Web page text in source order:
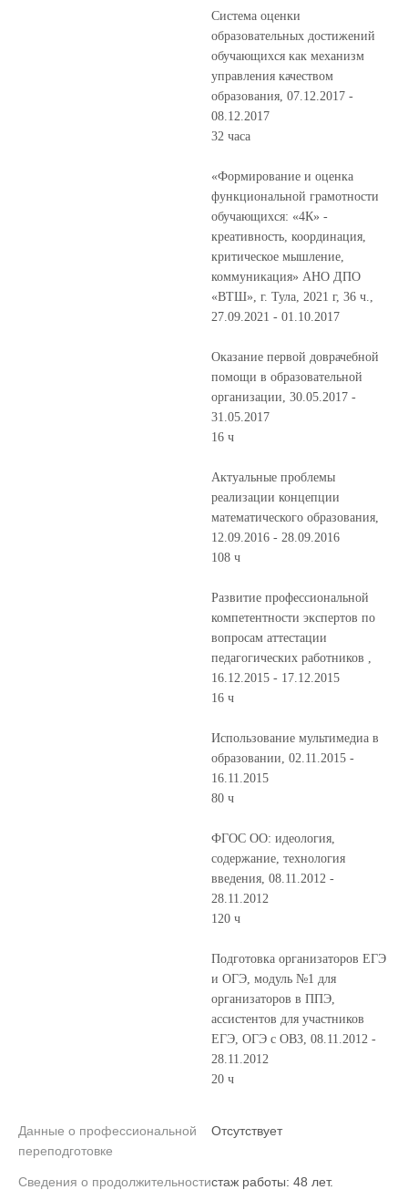
Система оценки
образовательных достижений
обучающихся как механизм
управления качеством
образования, 07.12.2017 -
08.12.2017
32 часа
«Формирование и оценка
функциональной грамотности
обучающихся: «4К» -
креативность, координация,
критическое мышление,
коммуникация» АНО ДПО
«ВТШ», г. Тула, 2021 г, 36 ч.,
27.09.2021 - 01.10.2017
Оказание первой доврачебной
помощи в образовательной
организации, 30.05.2017 -
31.05.2017
16 ч
Актуальные проблемы
реализации концепции
математического образования,
12.09.2016 - 28.09.2016
108 ч
Развитие профессиональной
компетентности экспертов по
вопросам аттестации
педагогических работников ,
16.12.2015 - 17.12.2015
16 ч
Использование мультимедиа в
образовании, 02.11.2015 -
16.11.2015
80 ч
ФГОС ОО: идеология,
содержание, технология
введения, 08.11.2012 -
28.11.2012
120 ч
Подготовка организаторов ЕГЭ
и ОГЭ, модуль №1 для
организаторов в ППЭ,
ассистентов для участников
ЕГЭ, ОГЭ с ОВЗ, 08.11.2012 -
28.11.2012
20 ч
Данные о профессиональной
переподготовке
Отсутствует
Сведения о продолжительностистаж работы: 48 лет.